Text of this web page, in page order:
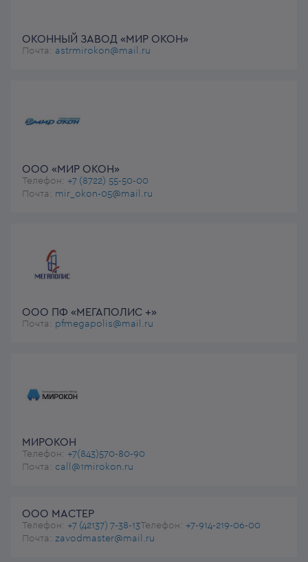
ОКОННЫЙ ЗАВОД «МИР ОКОН»
Почта: astrmirokon@mail.ru
ООО «МИР ОКОН»
Телефон: +7 (8722) 55-50-00
Почта: mir_okon-05@mail.ru
ООО ПФ «МЕГАПОЛИС +»
Почта: pfmegapolis@mail.ru
МИРОКОН
Телефон: +7(843)570-80-90
Почта: call@1mirokon.ru
ООО МАСТЕР
Телефон: +7 (42137) 7-38-13 Телефон: +7-914-219-06-00
Почта: zavodmaster@mail.ru